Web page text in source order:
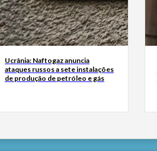
Ucrânia: Naftogaz anuncia
ataques russos a sete instalações
de produção de petróleo e gás